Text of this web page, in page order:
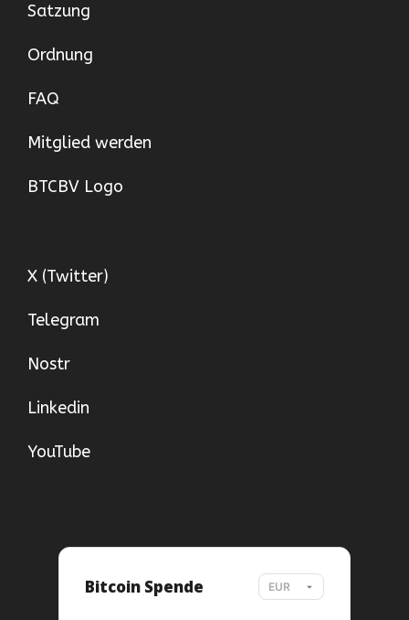
Satzung
Ordnung
FAQ
Mitglied werden
BTCBV Logo
X (Twitter)
Telegram
Nostr
Linkedin
YouTube
Bitcoin Spende